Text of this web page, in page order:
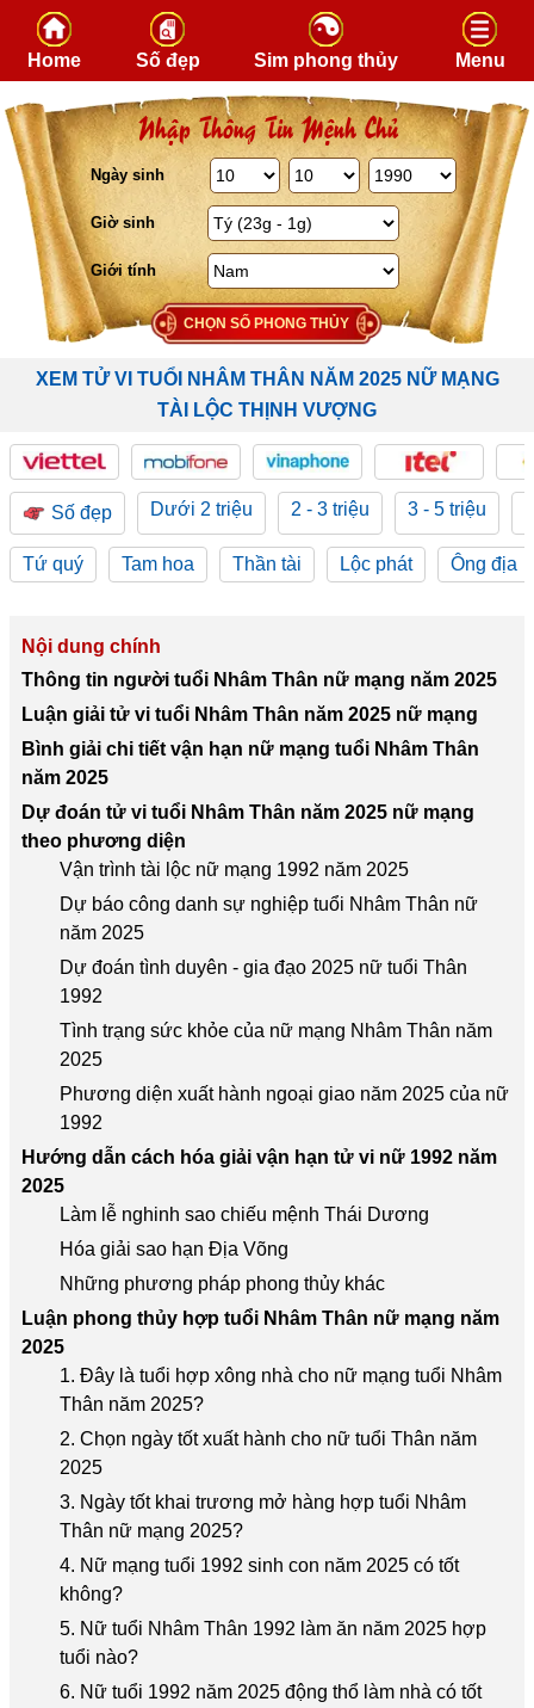
Skip to content
Home Số đẹp Sim phong thủy Menu
Nhập Thông Tin Mệnh Chủ
Ngày sinh
Giờ sinh
Giới tính
CHỌN SỐ PHONG THỦY
XEM TỬ VI TUỔI NHÂM THÂN NĂM 2025 NỮ MẠNG
TÀI LỘC THỊNH VƯỢNG
Số đẹp Dưới 2 triệu 2 - 3 triệu 3 - 5 triệu
Tứ quý Tam hoa Thần tài Lộc phát Ông địa
Nội dung chính
Thông tin người tuổi Nhâm Thân nữ mạng năm 2025
Luận giải tử vi tuổi Nhâm Thân năm 2025 nữ mạng
Bình giải chi tiết vận hạn nữ mạng tuổi Nhâm Thân
năm 2025
Dự đoán tử vi tuổi Nhâm Thân năm 2025 nữ mạng
theo phương diện
Vận trình tài lộc nữ mạng 1992 năm 2025
Dự báo công danh sự nghiệp tuổi Nhâm Thân nữ
năm 2025
Dự đoán tình duyên - gia đạo 2025 nữ tuổi Thân
1992
Tình trạng sức khỏe của nữ mạng Nhâm Thân năm
2025
Phương diện xuất hành ngoại giao năm 2025 của nữ
1992
Hướng dẫn cách hóa giải vận hạn tử vi nữ 1992 năm
2025
Làm lễ nghinh sao chiếu mệnh Thái Dương
Hóa giải sao hạn Địa Võng
Những phương pháp phong thủy khác
Luận phong thủy hợp tuổi Nhâm Thân nữ mạng năm
2025
1. Đây là tuổi hợp xông nhà cho nữ mạng tuổi Nhâm
Thân năm 2025?
2. Chọn ngày tốt xuất hành cho nữ tuổi Thân năm
2025
3. Ngày tốt khai trương mở hàng hợp tuổi Nhâm
Thân nữ mạng 2025?
4. Nữ mạng tuổi 1992 sinh con năm 2025 có tốt
không?
5. Nữ tuổi Nhâm Thân 1992 làm ăn năm 2025 hợp
tuổi nào?
6. Nữ tuổi 1992 năm 2025 động thổ làm nhà có tốt